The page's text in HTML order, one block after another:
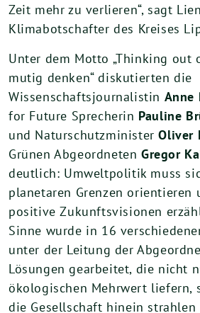
Zeit mehr zu verlieren“, sagt
Klimabotschafter des Kreises
Unter dem Motto „Thinking out
mutig denken“ diskutierten die
Wissenschaftsjournalistin Anne
for Future Sprecherin Pauline
und NaturschutzministerOliver
Grünen AbgeordnetenGregor
deutlich: Umweltpolitik muss
planetaren Grenzen orientieren
positive Zukunftsvisionen
Sinne wurde in 16
unter der Leitung der
Lösungen gearbeitet, die nicht
ökologischen Mehrwert liefern,
die Gesellschaft hinein